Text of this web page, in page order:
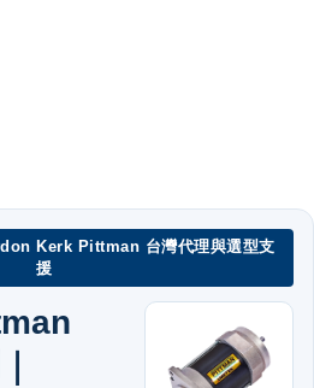
Kerk Pittman 台灣代理與選型支
援